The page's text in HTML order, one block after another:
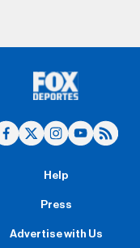
Help
Press
Advertise with Us